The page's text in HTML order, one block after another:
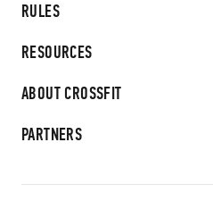
RULES
RESOURCES
ABOUT CROSSFIT
PARTNERS